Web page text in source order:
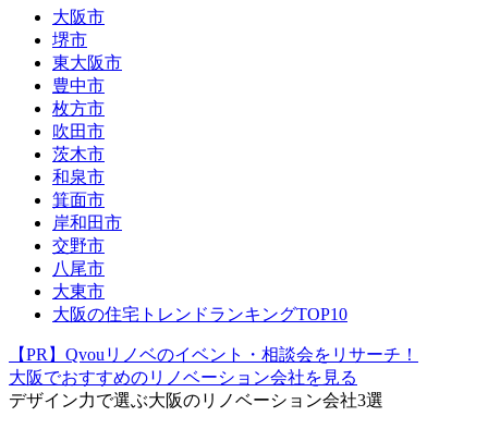
大阪市
堺市
東大阪市
豊中市
枚方市
吹田市
茨木市
和泉市
箕面市
岸和田市
交野市
八尾市
大東市
大阪の住宅トレンドランキングTOP10
【PR】Qvouリノベのイベント・相談会をリサーチ！
大阪でおすすめのリノベーション会社を見る
デザイン力で選ぶ大阪のリノベーション会社3選